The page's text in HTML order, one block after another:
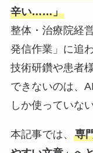
辛い……」
整体・治療院経
発信作業」に追
技術研鑽や患者
できないのは、
しか使っていな
本記事では、 専